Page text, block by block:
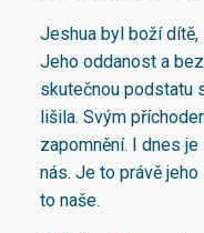
Jeshua byl boží dítě,
Jeho oddanost a
skutečnou podstatu
lišila. Svým
zapomnění. I dnes
nás. Je to právě
to naše.